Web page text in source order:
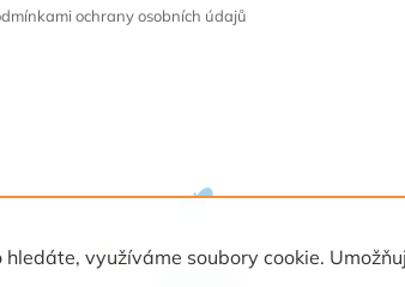
využíváme soubory cookie.
ochrany osobních údajů